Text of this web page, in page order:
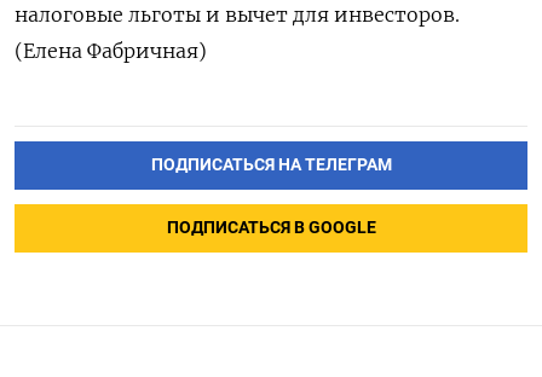
налоговые льготы и вычет для инвесторов.
(Елена Фабричная)
ПОДПИСАТЬСЯ НА ТЕЛЕГРАМ
ПОДПИСАТЬСЯ В GOOGLE